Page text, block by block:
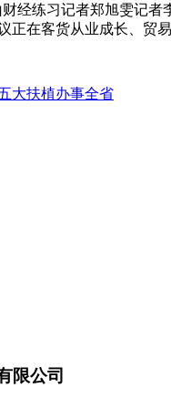
财经练习记者郑旭雯记
正在客货从业成长、贸
大扶植办事全省
限公司